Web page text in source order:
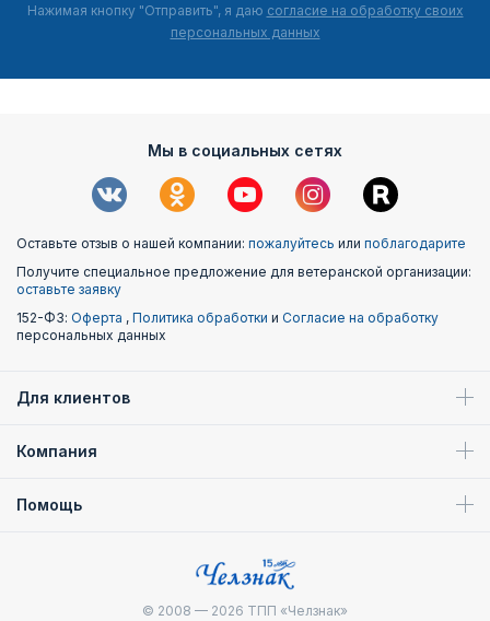
Нажимая кнопку "Отправить", я даю согласие на обработку своих
персональных данных
Мы в социальных сетях
Оставьте отзыв о нашей компании: пожалуйтесь или поблагодарите
Получите специальное предложение для ветеранской организации:
оставьте заявку
152-ФЗ: Оферта , Политика обработки и Согласие на обработку
персональных данных
Для клиентов
Компания
Помощь
© 2008 — 2026 ТПП «Челзнак»